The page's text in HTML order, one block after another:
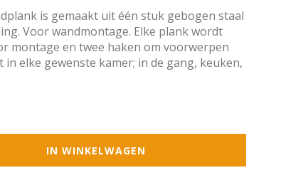
is gemaakt uit één stuk gebogen staal
Voor wandmontage. Elke plank wordt
montage en twee haken om voorwerpen
elke gewenste kamer; in de gang, keuken,
IN WINKELWAGEN